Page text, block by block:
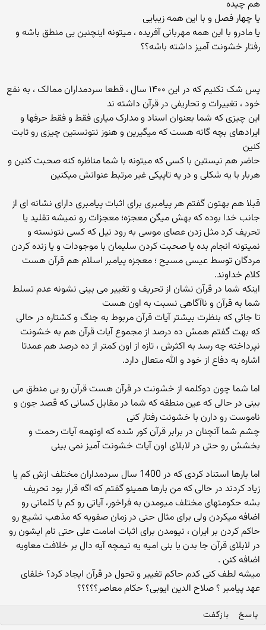
هم چیده
یا چهار فصل و با این همه زیبایی
یا مادرو با این همه مهربانی آفریده ، میتونه اینچنین بی منطق باشه و
رفتار خشونت آمیز داشته باشه؟؟
پس شک نکنیم که در این ۱۴۰۰ سال ، قطعا سردمداران ممالک ، به نفع
خود ، تغییرات و تحاریفی در قرآن داشته ند
این چیزی که شما بعنوان اسناد و مدارک میاری فقط و فقط حرفها و
ایرادهای بچه گانه هست که میگیرین و هنوز نتونستین چیزی رو ثابت
کنین
حاضر هم نیستین با کسی که میتونه با شما مناظره کنه صحبت کنین و
هربار با یه شکلی و در یه تاپیکی غیر مرتبط عنوانش میکنین
قبلا هم بهتون گفتم هر پیامبری برای اثبات پیامبری دارای نشانه ای از
جانب خدا بوده که بهش میگن معجزه؛ معجزات رو نمیشه تقلید یا
تحریف کرد مثل زدن عصای موسی به رود نیل که کسی نتونسته و
نمیتونه انجام بده یا صحبت کردن سلیمان با موجودات و یا زنده کردن
مردگان توسط عیسی مسیح ؛ معجزه پیامبر اسلام هم قرآن هست
کلام خداوند.
اینکه شما در قرآن نشان از تحریف و تغییر می بینی نشونه عدم تسلط
شما به قرآن و ناآگاهی نسبت به اون هست
تا جائی که بنظرت بیشتر آیات قرآن مربوط به جنگ و کشتاره در حالی
که بهت گفتم همش ده درصد از مجموع آیات قرآن هم به خشونت
نپرداخته چه رسد به اکثرش ، تازه از اون کمتر از ده درصد هم عمدتا
اشاره به دفاع از خود و الله متعال دارد.
اما شما چون دوکلمه از خشونت در قرآن هست قرآن رو بی منطق می
بینی در حالی که عین منطقه که شما در مقابل کسانی که قصد جون و
ناموست رو دارن با خشونت رفتار کنی
چشم شما آنچنان در برابر قرآن کور شده که اونهمه آیات رحمت و
بخشش رو حتی در لابلای اون آیات خشونت آمیز نمی بینی
اما بارها استناد کردی که در 1400 سال سردمداران مختلف ازش کم یا
زیاد کردند در حالی که من بارها همینو گفتم که اگه قرار بود تحریف
بشه حکومتهای مختلف میومدن به فراخور، آیاتی رو کم یا کلماتی رو
اضافه میکردن ولی برای مثال حتی در زمان صفویه که مذهب تشیع رو
حاکم کردن بر ایران ، نیومدن برای اثبات امامت علی حتی نام ایشون رو
در لابلای قرآن جا بدن یا بنی امیه یه نیمچه آیه دال بر خلافت معاویه
اضافه کنن .
میشه لطف کنی کدم حاکم تغییر و تحول در قرآن ایجاد کرد؟ خلفای
عهد پیامبر ؟ صلاح الدین ایوبی؟ حکام معاصر؟؟؟؟؟
پاسخ بازگفت